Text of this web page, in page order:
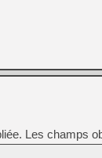
Les champs